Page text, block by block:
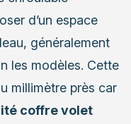
d’un espace
généralement
les modèles. Cette
millimètre près car
coffre volet